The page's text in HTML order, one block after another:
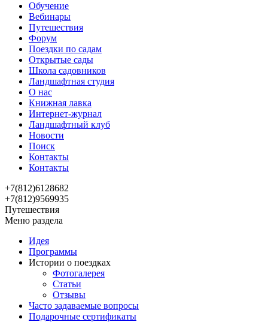
Обучение
Вебинары
Путешествия
Форум
Поездки по садам
Открытые сады
Школа садовников
Ландшафтная студия
О нас
Книжная лавка
Интернет-журнал
Ландшафтный клуб
Новости
Поиск
Контакты
Контакты
+7(812)6128682
+7(812)9569935
Путешествия
Меню раздела
Идея
Программы
Истории о поездках
Фотогалерея
Статьи
Отзывы
Часто задаваемые вопросы
Подарочные сертификаты